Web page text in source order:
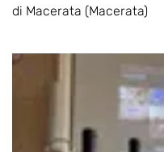
di Macerata (Macerata)